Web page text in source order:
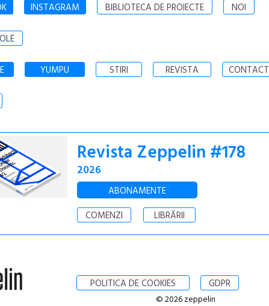
INSTAGRAM BIBLIOTECA DE PROIECTE NOI
YUMPU STIRI REVISTA CONTACT
Revista Zeppelin #178
2026
ABONAMENTE
COMENZI
LIBRĂRII
POLITICA DE COOKIES GDPR
© 2026 zeppelin